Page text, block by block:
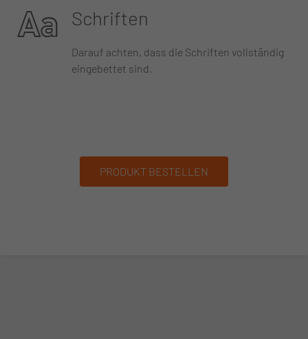
Schriften
Darauf achten, dass die Schriften vollständig
eingebettet sind.
PRODUKT BESTELLEN